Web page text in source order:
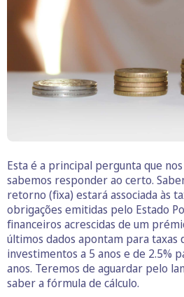
Esta é a principal pergunta que
sabemos responder ao certo.
retorno (fixa) estará associada às
obrigações emitidas pelo Estado
financeiros acrescidas de um
últimos dados apontam para taxas
investimentos a 5 anos e de 2.5%
anos. Teremos de aguardar pelo
saber a fórmula de cálculo.